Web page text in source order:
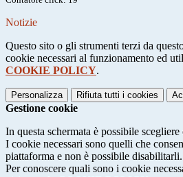
Notizie
Questo sito o gli strumenti terzi da
cookie necessari al funzionamento ed
COOKIE POLICY.
Personalizza Rifiuta tutti i cookies
Gestione cookie
In questa schermata è possibile
I cookie necessari sono quelli che
piattaforma e non è possibile disabilitarli.
Per conoscere quali sono i cookie